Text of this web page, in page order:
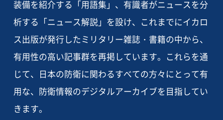
装備を紹介する「用語集」、有識者がニュースを分
析する「ニュース解説」を設け、これまでにイカロ
ス出版が発行したミリタリー雑誌・書籍の中から、
有用性の高い記事群を再掲しています。これらを通
じて、日本の防衛に関わるすべての方々にとって有
用な、防衛情報のデジタルアーカイブを目指してい
きます。